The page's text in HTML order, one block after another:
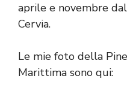
aprile e novembre dal
Cervia.
Le mie foto della
Marittima sono qui: